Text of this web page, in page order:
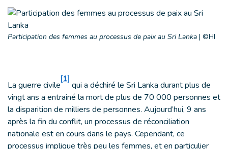
Participation des femmes au processus de paix au Sri Lanka | ©HI
La guerre civile
[1]
qui a déchiré le Sri Lanka durant plus de
vingt ans a entrainé la mort de plus de 70 000 personnes et
la disparition de milliers de personnes. Aujourd’hui, 9 ans
après la fin du conflit, un processus de réconciliation
nationale est en cours dans le pays. Cependant, ce
processus implique très peu les femmes, et en particulier